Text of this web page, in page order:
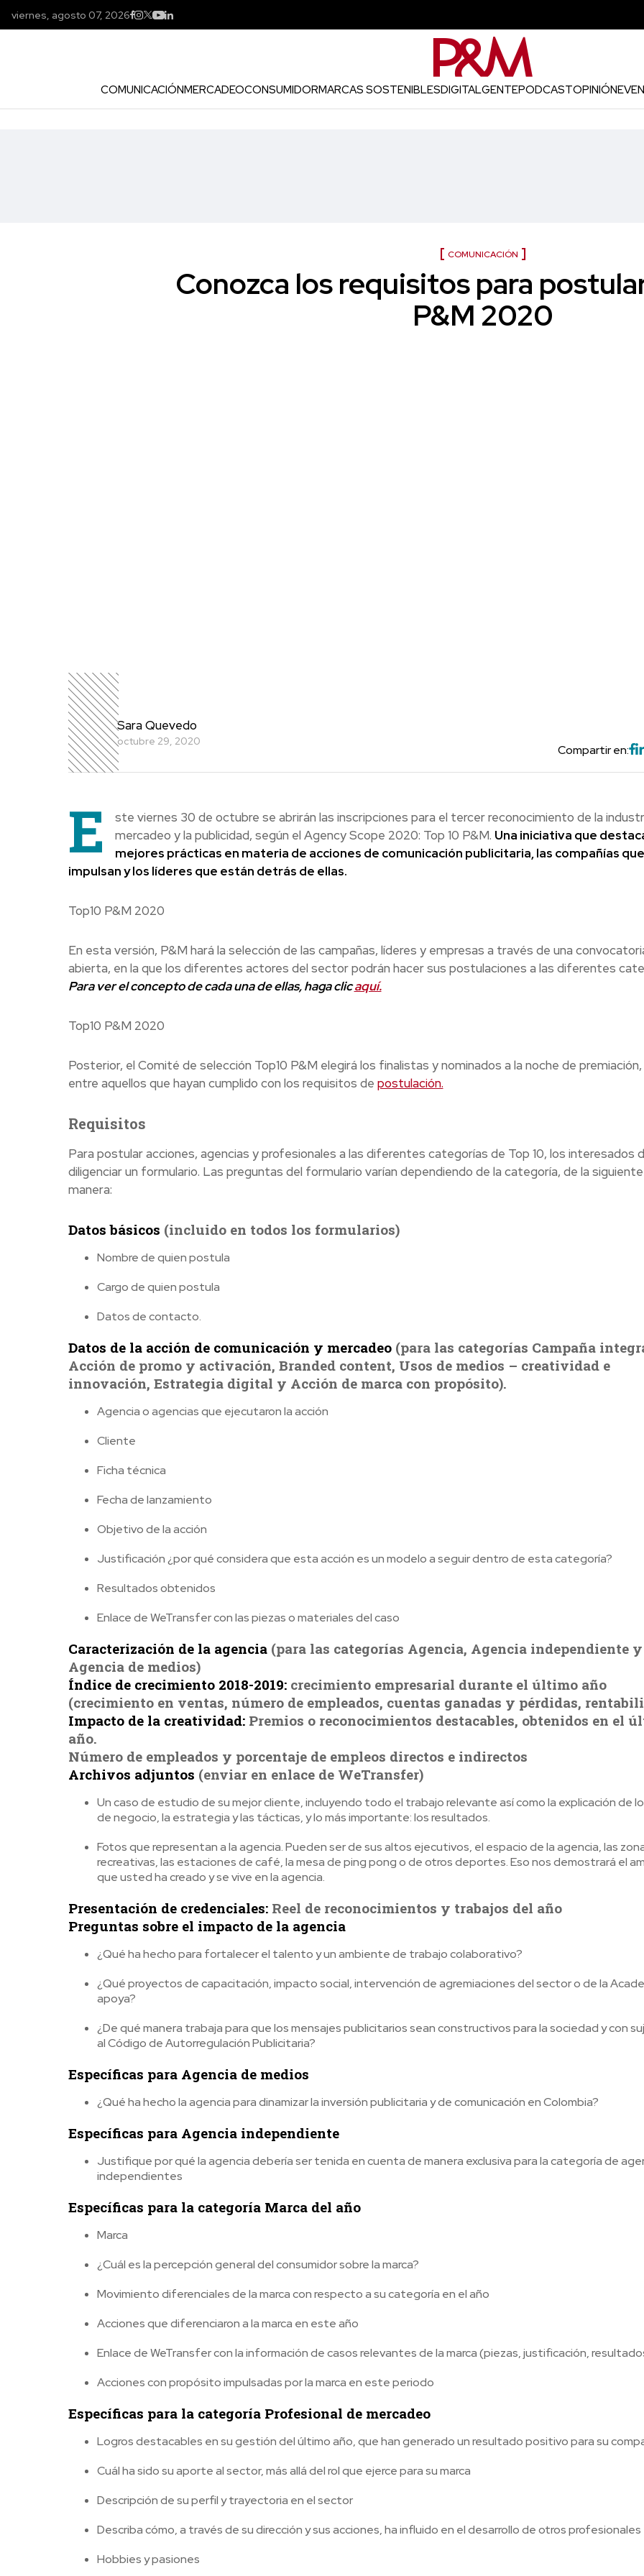
viernes, agosto 07, 2026
COMUNICACIÓNMERCADEOCONSUMIDORMARCAS SOSTENIBLESDIGITALGENTEPODCASTOPINIÓN
COMUNICACIÓN
Conozca los requisitos para
P&M 2020
Sara Quevedo
octubre 29, 2020
Compartir en:
E
ste viernes 30 de octubre se abrirán las inscripciones para el tercer reconocimiento de la
mercadeo y la publicidad, según el Agency Scope 2020: Top 10 P&M. Una iniciativa que
mejores prácticas en materia de acciones de comunicación publicitaria, las compañías
impulsan y los líderes que están detrás de ellas.
Top10 P&M 2020
En esta versión, P&M hará la selección de las campañas, líderes y empresas a través de una
abierta, en la que los diferentes actores del sector podrán hacer sus postulaciones a las diferentes
Para ver el concepto de cada una de ellas, haga clicaquí.
Top10 P&M 2020
Posterior, el Comité de selección Top10 P&M elegirá los finalistas y nominados a la noche de
entre aquellos que hayan cumplido con los requisitos de postulación.
Requisitos
Para postular acciones, agencias y profesionales a las diferentes categorías de Top 10, los interesados
diligenciar un formulario. Las preguntas del formulario varían dependiendo de la categoría, de la siguiente
manera:
Datos básicos (incluido en todos los formularios)
Nombre de quien postula
Cargo de quien postula
Datos de contacto.
Datos de la acción de comunicación y mercadeo(para las categorías Campaña
Acción de promo y activación, Branded content, Usos de medios – creatividad e
innovación, Estrategia digital y Acción de marca con propósito).
Agencia o agencias que ejecutaron la acción
Cliente
Ficha técnica
Fecha de lanzamiento
Objetivo de la acción
Justificación ¿por qué considera que esta acción es un modelo a seguir dentro de esta categoría?
Resultados obtenidos
Enlace de WeTransfer con las piezas o materiales del caso
Caracterización de la agencia (para las categorías Agencia, Agencia independiente y
Agencia de medios)
Índice de crecimiento 2018-2019:crecimiento empresarial durante el último año
(crecimiento en ventas, número de empleados, cuentas ganadas y pérdidas,
Impacto de la creatividad:Premios o reconocimientos destacables, obtenidos en el
año.
Número de empleados y porcentaje de empleos directos e indirectos
Archivos adjuntos (enviar en enlace de WeTransfer)
Un caso de estudio de su mejor cliente, incluyendo todo el trabajo relevante así como la explicación de
de negocio, la estrategia y las tácticas, y lo más importante: los resultados.
Fotos que representan a la agencia. Pueden ser de sus altos ejecutivos, el espacio de la agencia, las
recreativas, las estaciones de café, la mesa de ping pong o de otros deportes. Eso nos demostrará el
que usted ha creado y se vive en la agencia.
Presentación de credenciales:Reel de reconocimientos y trabajos del año
Preguntas sobre el impacto de la agencia
¿Qué ha hecho para fortalecer el talento y un ambiente de trabajo colaborativo?
¿Qué proyectos de capacitación, impacto social, intervención de agremiaciones del sector o de la
apoya?
¿De qué manera trabaja para que los mensajes publicitarios sean constructivos para la sociedad y con
al Código de Autorregulación Publicitaria?
Específicas para Agencia de medios
¿Qué ha hecho la agencia para dinamizar la inversión publicitaria y de comunicación en Colombia?
Específicas para Agencia independiente
Justifique por qué la agencia debería ser tenida en cuenta de manera exclusiva para la categoría de
independientes
Específicas para la categoría Marca del año
Marca
¿Cuál es la percepción general del consumidor sobre la marca?
Movimiento diferenciales de la marca con respecto a su categoría en el año
Acciones que diferenciaron a la marca en este año
Enlace de WeTransfer con la información de casos relevantes de la marca (piezas, justificación,
Acciones con propósito impulsadas por la marca en este periodo
Específicas para la categoría Profesional de mercadeo
Logros destacables en su gestión del último año, que han generado un resultado positivo para su
Cuál ha sido su aporte al sector, más allá del rol que ejerce para su marca
Descripción de su perfil y trayectoria en el sector
Describa cómo, a través de su dirección y sus acciones, ha influido en el desarrollo de otros profesionales
Hobbies y pasiones